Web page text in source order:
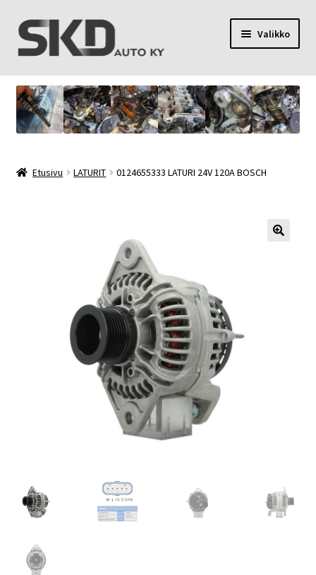
Siirry
navigointiin
Siirry
sisältöön
Valikko
SKD Auto Ky
Toimitusehdot
Etusivu LATURIT 0124655333 LATURI 24V 120A BOSCH